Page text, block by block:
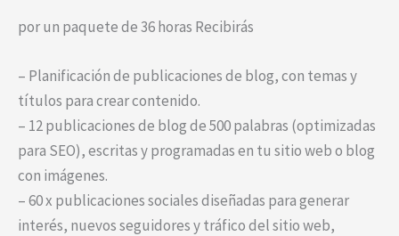
por un paquete de 36 horas Recibirás
– Planificación de publicaciones de blog, con temas y
títulos para crear contenido.
– 12 publicaciones de blog de 500 palabras (optimizadas
para SEO), escritas y programadas en tu sitio web o blog
con imágenes.
– 60 x publicaciones sociales diseñadas para generar
interés, nuevos seguidores y tráfico del sitio web,